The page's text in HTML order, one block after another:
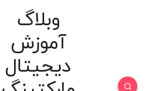
وبلاگ
آموزش
دیجیتال